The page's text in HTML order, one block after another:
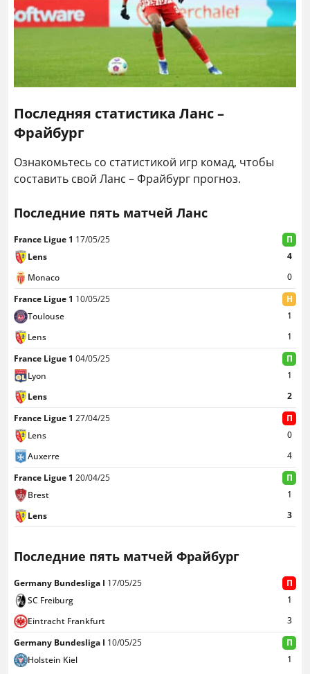
Последняя статистика Ланс –
Фрайбург
Ознакомьтесь со статистикой игр комад, чтобы
составить свой Ланс – Фрайбург прогноз.
Последние пять матчей Ланс
France Ligue 1 17/05/25 П
Monaco 0
Lens 4
France Ligue 1 10/05/25
Н
Toulouse
1
Lens
1
France Ligue 1 04/05/25
П
Lyon
1
Lens
2
France Ligue 1 27/04/25 П
Auxerre 4
Lens 0
France Ligue 1 20/04/25
П
Brest
1
Lens
3
Последние пять матчей Фрайбург
Germany Bundesliga I 17/05/25 П
Eintracht Frankfurt 3
SC Freiburg 1
Germany Bundesliga I 10/05/25
П
Holstein Kiel
1